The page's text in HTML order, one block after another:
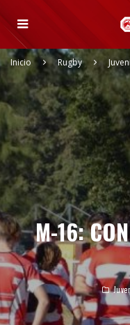
Inicio Rugby
M-16: